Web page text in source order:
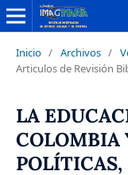
Inicio / Archivos /
Articulos de Revisión
LA
COLOMBIA
POLÍTICAS,